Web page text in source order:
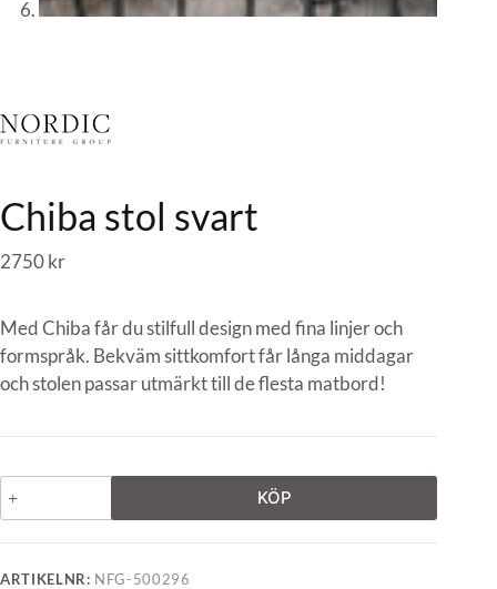
Chiba stol svart
2750kr
Med Chiba får du stilfull design med fina linjer och
formspråk. Bekväm sittkomfort får långa middagar
och stolen passar utmärkt till de flesta matbord!
KÖP
ARTIKELNR: NFG-500296